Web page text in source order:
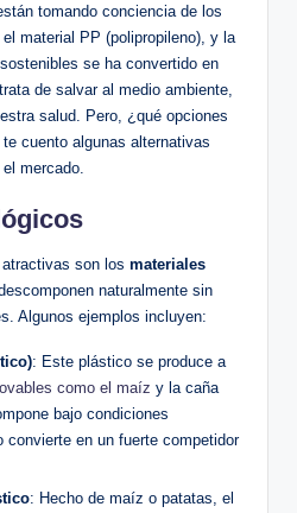
tomando conciencia de los
material PP (polipropileno), y la
se ha convertido en
de salvar al medio ambiente,
salud. Pero, ¿qué opciones
cuento algunas alternativas
mercado.
son los materiales
naturalmente sin
Algunos ejemplos incluyen:
: Este plástico se produce a
como el maíz y la caña
bajo condiciones
convierte en un fuerte competidor
: Hecho de maíz o patatas, el